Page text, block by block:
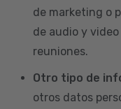
de marketing o
de audio y
reuniones.
Otro tipo de
otros datos